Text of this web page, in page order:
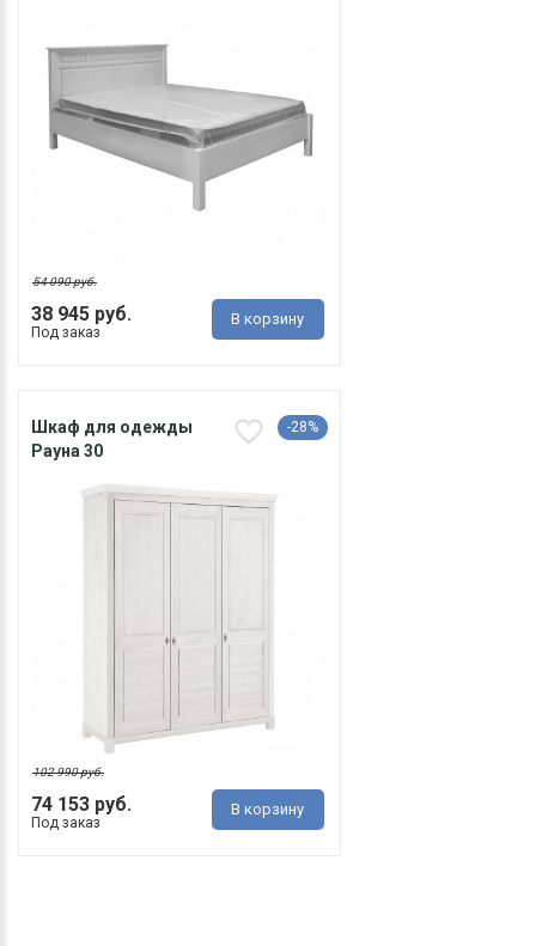
38 945 руб.
54 090 руб.
Под заказ
В корзину
Шкаф для одежды
Рауна 30
-28%
74 153 руб.
102 990 руб.
Под заказ
В корзину